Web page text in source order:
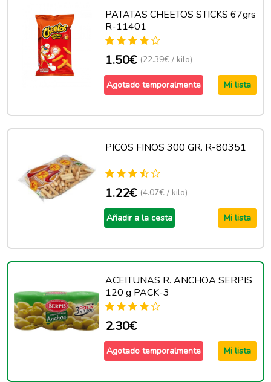
PATATAS CHEETOS STICKS 67grs
R-11401
1.50€ (22.39€ / kilo)
Agotado temporalmente Mi lista
PICOS FINOS 300 GR. R-80351
1.22€ (4.07€ / kilo)
Añadir a la cesta Mi lista
ACEITUNAS R. ANCHOA SERPIS
120 g PACK-3
2.30€
Agotado temporalmente Mi lista